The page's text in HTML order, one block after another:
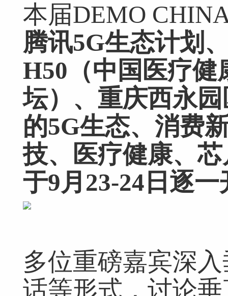
本届DEMO
腾讯5G生态计划
H50（中国医疗健
坛）、重庆西永
的5G生态、消费
技、医疗健康、
于9月23-24日逐一
多位重磅嘉宾深
话等形式，讨论